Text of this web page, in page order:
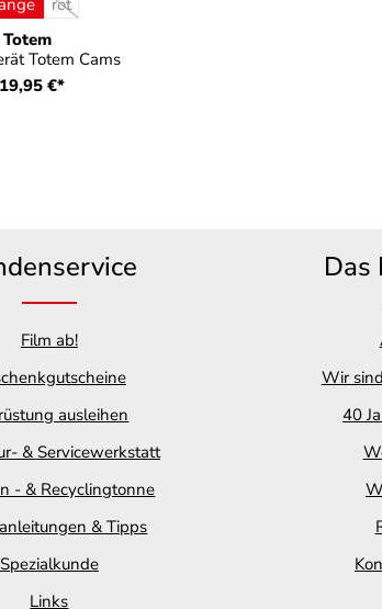
Totem
Totem Cams
auswählen
rot
(Diese Option ist zurzeit nicht verfügbar.)
€*
Film ab!
ausleihen
& Servicewerkstatt
- & Recyclingtonne
& Tipps
Spezialkunde
Links
Das
Wir
40